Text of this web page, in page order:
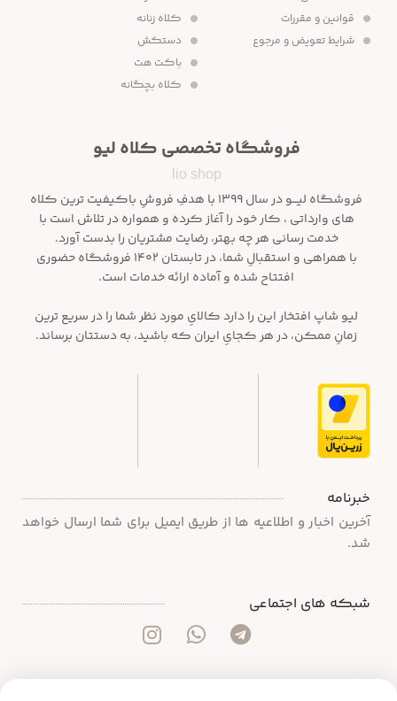
قوانین و مقررات
شرایط تعویض و مرجوع
کلاه زنانه
دستکش
باکت هت
کلاه بچگانه
فروشگاه تخصصی کلاه لیو
lio shop
فروشگاه لیـــو در سال ۱۳۹۹ با هدفِ فروشِ باکیفیت ترین کلاه
های وارداتی ، کار خود را آغاز کرده و همواره در تلاش است با
خدمت رسانی هر چه بهتر، رضایت مشتریان را بدست آورد.
با همراهی و استقبالِ شما، در تابستان ۱۴۰۲ فروشگاه حضوری
افتتاح شده و آماده ارائه خدمات است.
لیو شاپ افتخار این را دارد کالایِ مورد نظر شما را در سریع ترین
زمانِ ممکن، در هر کجایِ ایران که باشید، به دستتان برساند.
خبرنامه
آخرین اخبار و اطلاعیه ها از طریق ایمیل برای شما ارسال خواهد
شد.
شبکه های اجتماعی